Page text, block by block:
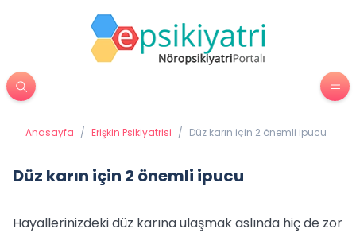
Anasayfa / Erişkin Psikiyatrisi / Düz karın için 2 önemli ipucu
Düz karın için 2 önemli ipucu
Hayallerinizdeki düz karına ulaşmak aslında hiç de zor